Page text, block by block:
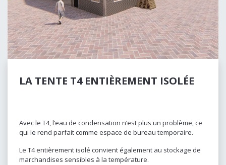
LA TENTE T4 ENTIÈREMENT ISOLÉE
Avec le T4, l’eau de condensation n’est plus un problème, ce
qui le rend parfait comme espace de bureau temporaire.
Le T4 entièrement isolé convient également au stockage de
marchandises sensibles à la température.